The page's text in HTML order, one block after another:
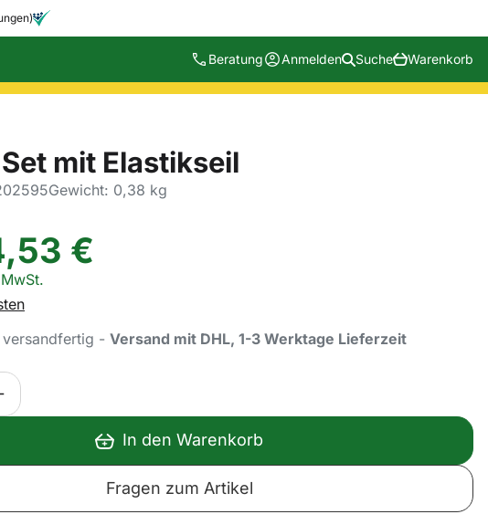
Beratung Anmelden Suche Warenkorb
mit Elastikseil
Gewicht: 0,38 kg
,53 €
- Versand mit DHL, 1-3 Werktage Lieferzeit
In den Warenkorb
Fragen zum Artikel